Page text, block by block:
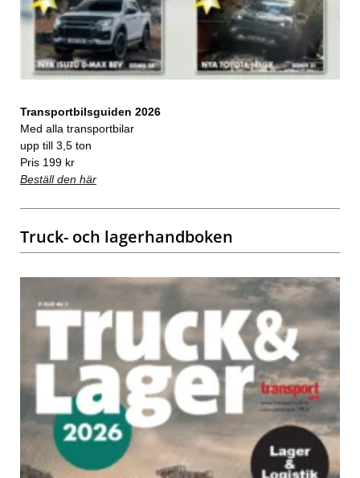
Transportbilsguiden 2026
Med alla transportbilar
upp till 3,5 ton
Pris 199 kr
Beställ den här
Truck- och lagerhandboken